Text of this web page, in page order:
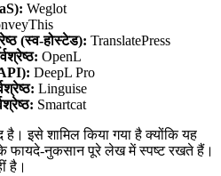
Weglot
(स्व-होस्टेड): TranslatePress
OpenL
DeepL Pro
Linguise
Smartcat
है। इसे शामिल किया गया है क्योंकि यह
फायदे-नुकसान पूरे लेख में स्पष्ट रखते हैं।
है।